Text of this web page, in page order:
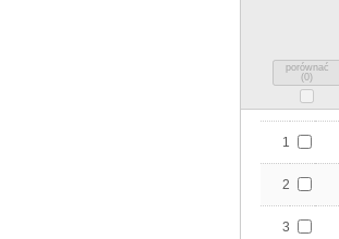
porównać
(0)
1
2
3